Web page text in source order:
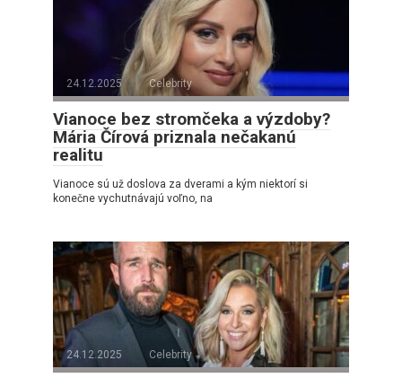
24.12.2025 Celebrity
Vianoce bez stromčeka a výzdoby?
Mária Čírová priznala nečakanú
realitu
Vianoce sú už doslova za dverami a kým niektorí si
konečne vychutnávajú voľno, na
24.12.2025 Celebrity